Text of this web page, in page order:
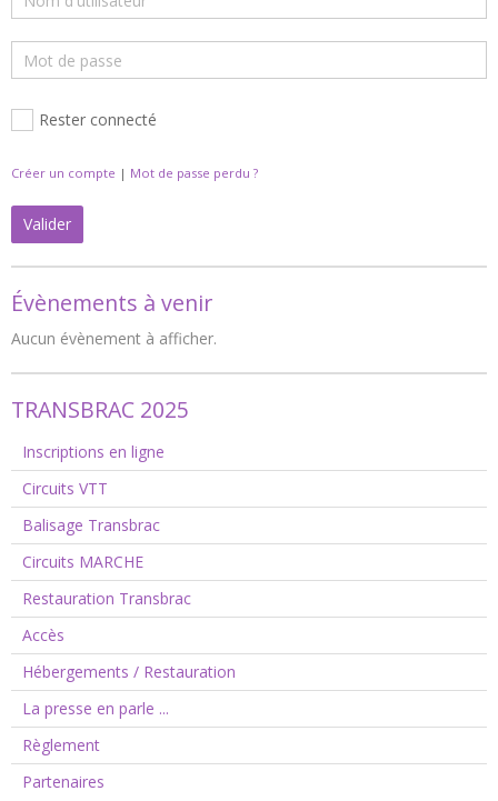
Rester connecté
Créer un compte | Mot de passe perdu ?
Valider
Évènements à venir
Aucun évènement à afficher.
TRANSBRAC 2025
Inscriptions en ligne
Circuits VTT
Balisage Transbrac
Circuits MARCHE
Restauration Transbrac
Accès
Hébergements / Restauration
La presse en parle ...
Règlement
Partenaires